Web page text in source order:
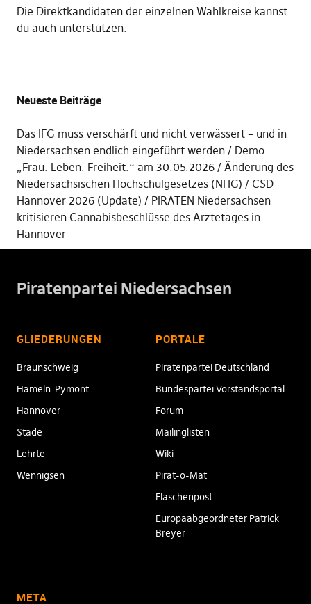
Die Direktkandidaten der einzelnen Wahlkreise kannst
du auch unterstützen.
Neueste Beiträge
Das IFG muss verschärft und nicht verwässert – und in
Niedersachsen endlich eingeführt werden
Demo
„Frau. Leben. Freiheit.“ am 30.05.2026
Änderung des
Niedersächsischen Hochschulgesetzes (NHG)
CSD
Hannover 2026 (Update)
PIRATEN Niedersachsen
kritisieren Cannabisbeschlüsse des Ärztetages in
Hannover
Piratenpartei Niedersachsen
GLIEDERUNGEN
Braunschweig
Hameln-Pymont
Hannover
Stade
Lehrte
Wennigsen
PORTALE
Piratenpartei Deutschland
Bundespartei Vorstandsportal
Forum
Mailinglisten
Wiki
Pirat-o-Mat
Flaschenpost
Europaabgeordneter Patrick
Breyer
META